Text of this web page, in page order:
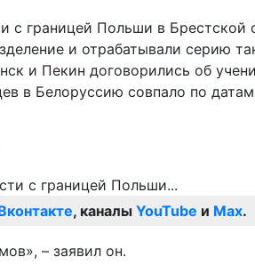
с границей Польши в Брестской
и отрабатывали серию
и Пекин договорились об
в Белоруссию совпало по
, каналы YouTube и Max.
– заявил он.